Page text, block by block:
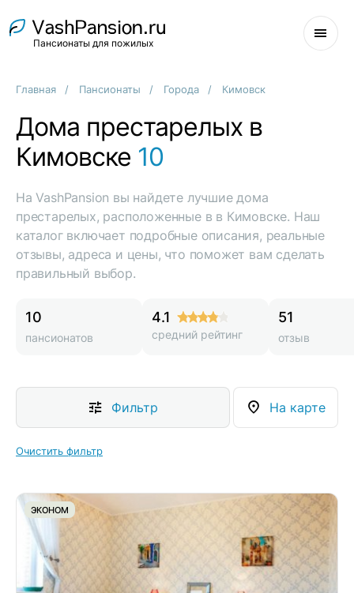
Пансионаты для пожилых
Главная Пансионаты Города Кимовск
Дома престарелых в
Кимовске 10
На VashPansion вы найдете лучшие дома
престарелых, расположенные в в Кимовске. Наш
каталог включает подробные описания, реальные
отзывы, адреса и цены, что поможет вам сделать
правильный выбор.
10
пансионатов
4.1
средний рейтинг
51
отзыв
Фильтр На карте
Очистить фильтр
ЭКОНОМ